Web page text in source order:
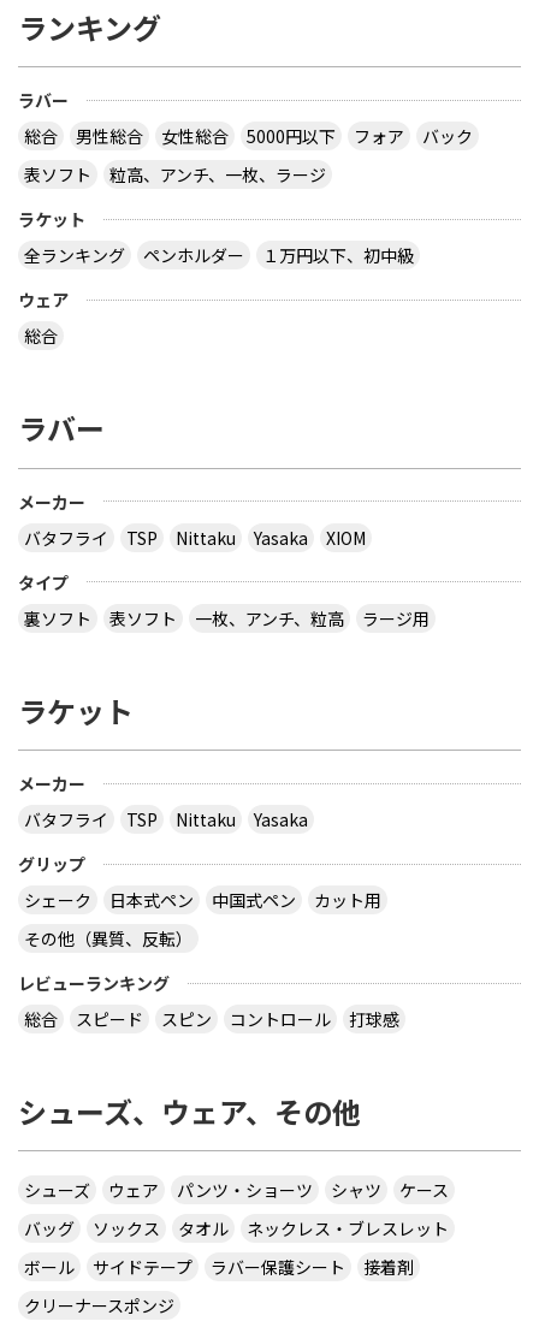
ランキング
ラバー
総合
男性総合 女性総合 5000円以下 フォア
バック
表ソフト
粒高、アンチ、一枚、ラージ
ラケット
全ランキング
ペンホルダー
１万円以下、初中級
ウェア
総合
ラバー
メーカー
バタフライ
TSP Nittaku Yasaka
XIOM
タイプ
裏ソフト
表ソフト 一枚、アンチ、粒高 ラージ用
ラケット
メーカー
バタフライ
TSP Nittaku
Yasaka
グリップ
シェーク
日本式ペン 中国式ペン
カット用
その他（異質、反転）
レビューランキング
総合
スピード スピン コントロール 打球感
シューズ、ウェア、その他
シューズ ウェア パンツ・ショーツ シャツ
ケース
バッグ
ソックス タオル
ネックレス・ブレスレット
ボール
サイドテープ ラバー保護シート
接着剤
クリーナースポンジ